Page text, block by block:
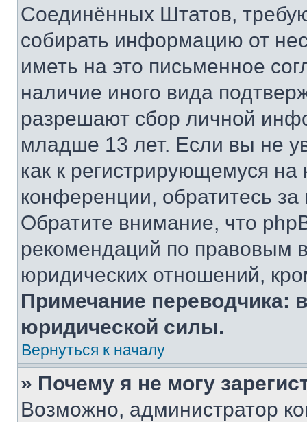
Соединённых Штатов,
собирать информацию от
иметь на это письменное
наличие иного вида
разрешают сбор личной
младше 13 лет. Если вы не
как к регистрирующемуся
конференции, обратитесь
Обратите внимание, что
рекомендаций по правовым
юридических отношений,
Примечание переводчика:
юридической силы.
Вернуться к началу
» Почему я не могу
Возможно, администратор